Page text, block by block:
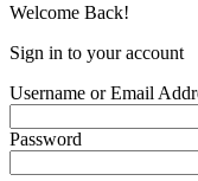
Welcome Back!
Sign in to your account
Username or Email
Password